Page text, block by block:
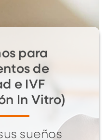
para
de
e IVF
In Vitro)
sueños